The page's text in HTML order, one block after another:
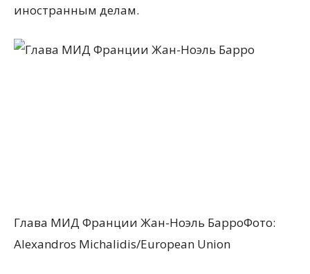
иностранным делам.
Глава МИД Франции Жан-Ноэль БарроФото:
Alexandros Michalidis/European Union